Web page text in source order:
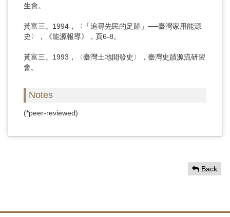
生會。
黃富三。1994，〈「追尋先民的足跡」──臺灣家用能源
史〉，《能源報導》，頁6-8。
黃富三。1993，〈臺灣土地開發史〉，臺灣史蹟源流研習
會。
Notes
(*peer-reviewed)
Back